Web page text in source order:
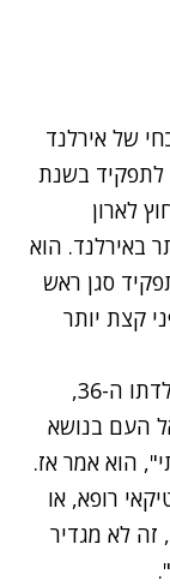
של אירלנד
בשנת
מחוץ לארון
באירלנד. הוא
אז מונה לתפקיד סגן ראש
קצת יותר
ורדקר יצא מהארון בשנת 2015, ביום הולדתו ה-36,
העם בנושא
הוא אמר אז.
רופא, או
זה לא מגדיר